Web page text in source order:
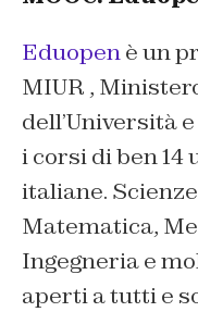
Eduopenè un
MIUR ,
dell’Università
i corsi di ben
italiane.
Matematica,
Ingegneria e
aperti a tutti e